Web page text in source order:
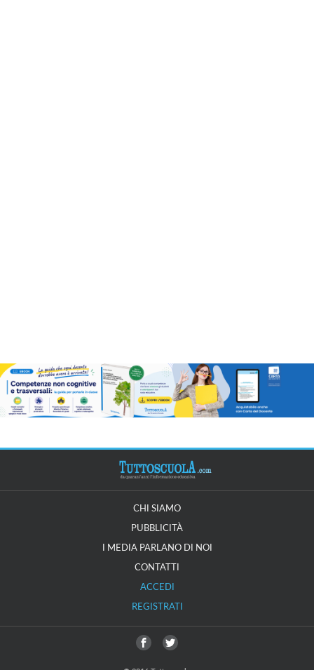
CHI SIAMO
PUBBLICITÀ
I MEDIA PARLANO DI NOI
CONTATTI
ACCEDI
REGISTRATI